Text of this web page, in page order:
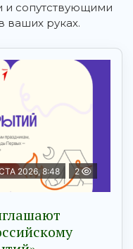
и сопутствующими
ваших руках.
2026, 8:48 2